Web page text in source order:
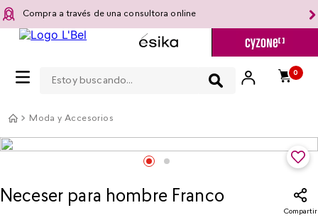
Compra a través de una consultora online
0
Moda y Accesorios
Neceser para hombre Franco
Compartir